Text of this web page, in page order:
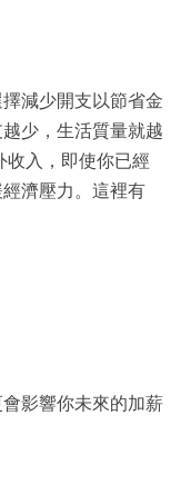
減少開支以節省金
少，生活質量就越
收入，即使你已經
濟壓力。這裡有
影響你未來的加薪